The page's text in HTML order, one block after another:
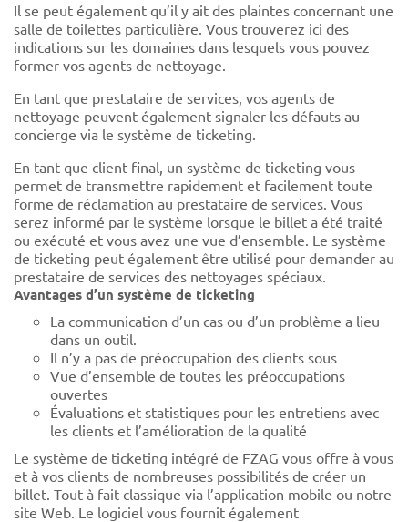
Il se peut également qu’il y ait des plaintes concernant une
salle de toilettes particulière. Vous trouverez ici des
indications sur les domaines dans lesquels vous pouvez
former vos agents de nettoyage.
En tant que prestataire de services, vos agents de
nettoyage peuvent également signaler les défauts au
concierge via le système de ticketing.
En tant que client final, un système de ticketing vous
permet de transmettre rapidement et facilement toute
forme de réclamation au prestataire de services. Vous
serez informé par le système lorsque le billet a été traité
ou exécuté et vous avez une vue d’ensemble. Le système
de ticketing peut également être utilisé pour demander au
prestataire de services des nettoyages spéciaux.
Avantages d’un système de ticketing
La communication d’un cas ou d’un problème a lieu
dans un outil.
Il n’y a pas de préoccupation des clients sous
Vue d’ensemble de toutes les préoccupations
ouvertes
Évaluations et statistiques pour les entretiens avec
les clients et l’amélioration de la qualité
Le système de ticketing intégré de FZAG vous offre à vous
et à vos clients de nombreuses possibilités de créer un
billet. Tout à fait classique via l’application mobile ou notre
site Web. Le logiciel vous fournit également